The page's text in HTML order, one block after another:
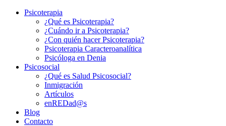
Psicoterapia
¿Qué es Psicoterapia?
¿Cuándo ir a Psicoterapia?
¿Con quién hacer Psicoterapia?
Psicoterapia Caracteroanalítica
Psicóloga en Denia
Psicosocial
¿Qué es Salud Psicosocial?
Inmigración
Artículos
enREDad@s
Blog
Contacto